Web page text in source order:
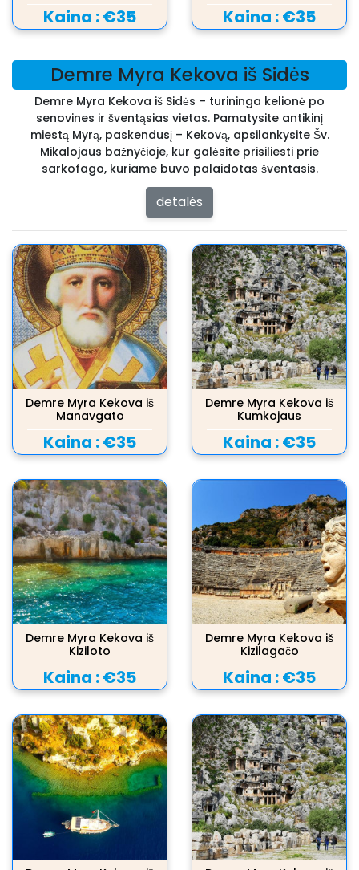
Kaina :€35 Kaina :€35
Demre Myra Kekova iš Sidės
Demre Myra Kekova iš Sidės – turininga kelionė po
senovines ir šventąsias vietas. Pamatysite antikinį
miestą Myrą, paskendusį – Kekovą, apsilankysite Šv.
Mikalojaus bažnyčioje, kur galėsite prisiliesti prie
sarkofago, kuriame buvo palaidotas šventasis.
detalės
Demre Myra Kekova iš
Manavgato
Kaina :€35
Demre Myra Kekova iš
Kumkojaus
Kaina :€35
Demre Myra Kekova iš
Kiziloto
Kaina :€35
Demre Myra Kekova iš
Kizilagačo
Kaina :€35